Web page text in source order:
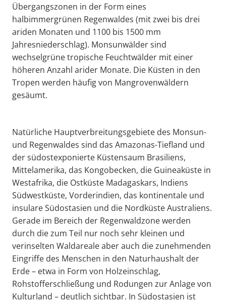
Übergangszonen in der Form eines
halbimmergrünen Regenwaldes (mit zwei bis drei
ariden Monaten und 1100 bis 1500 mm
Jahresniederschlag). Monsunwälder sind
wechselgrüne tropische Feuchtwälder mit einer
höheren Anzahl arider Monate. Die Küsten in den
Tropen werden häufig von Mangrovenwäldern
gesäumt.
Natürliche Hauptverbreitungsgebiete des Monsun-
und Regenwaldes sind das Amazonas-Tiefland und
der südostexponierte Küstensaum Brasiliens,
Mittelamerika, das Kongobecken, die Guineaküste in
Westafrika, die Ostküste Madagaskars, Indiens
Südwestküste, Vorderindien, das kontinentale und
insulare Südostasien und die Nordküste Australiens.
Gerade im Bereich der Regenwaldzone werden
durch die zum Teil nur noch sehr kleinen und
verinselten Waldareale aber auch die zunehmenden
Eingriffe des Menschen in den Naturhaushalt der
Erde – etwa in Form von Holzeinschlag,
Rohstofferschließung und Rodungen zur Anlage von
Kulturland – deutlich sichtbar. In Südostasien ist